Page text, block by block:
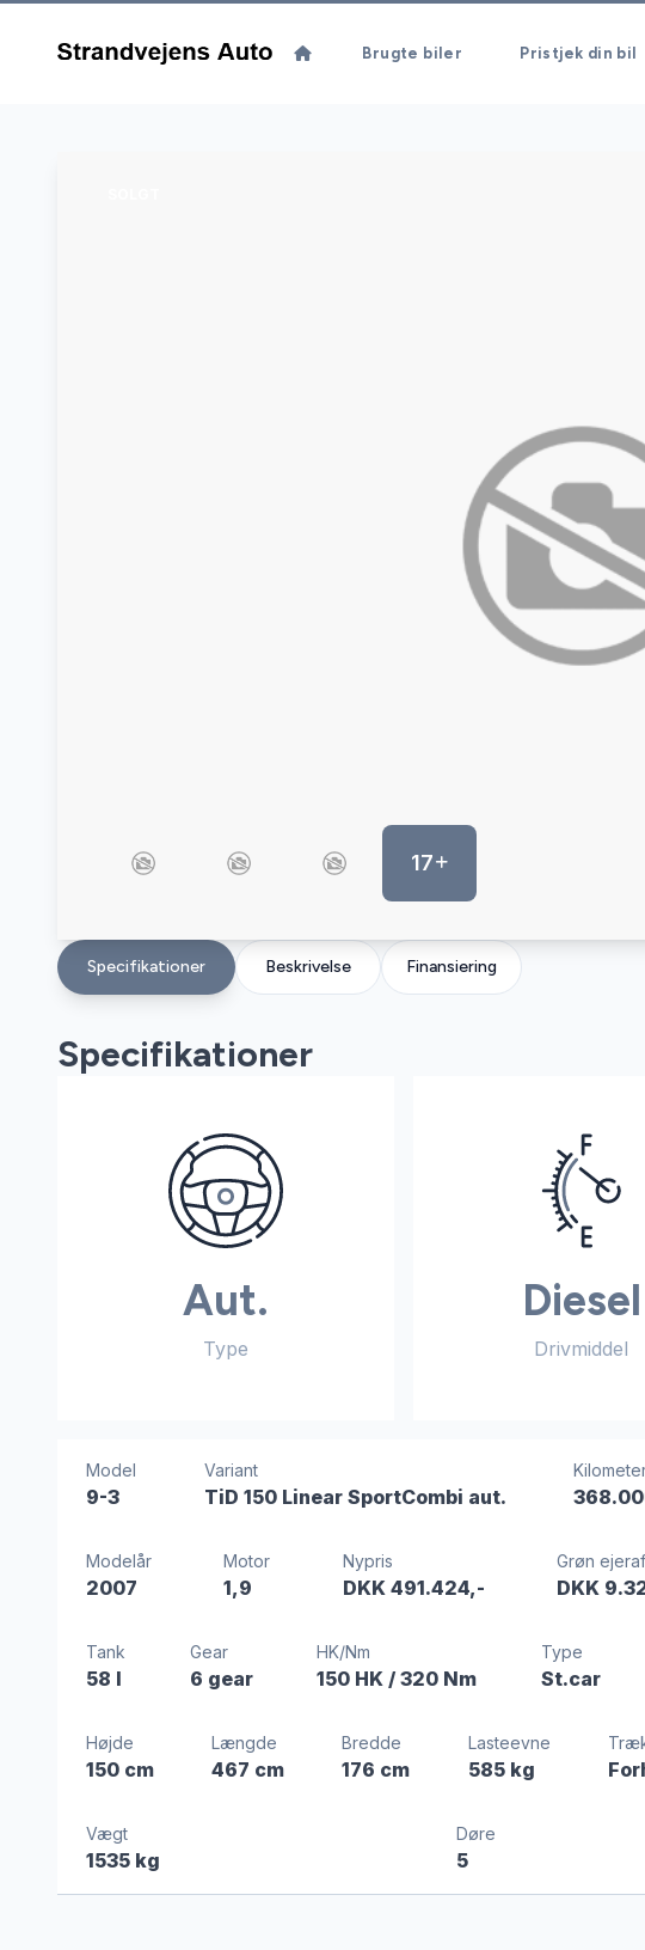
Brugte biler Pristjek din bil
17
Specifikationer Beskrivelse Finansiering
Specifikationer
Aut.
Type
Diesel
Drivmiddel
Model
9-3
Variant
TiD 150 Linear SportCombi aut.
Modelår
2007
Motor
1,9
Nypris
DKK 491.424,-
Grøn
DKK
Tank
58 l
Gear
6 gear
HK/Nm
150 HK/ 320 Nm
Type
St.car
Højde
150 cm
Længde
467 cm
Bredde
176 cm
Lasteevne
585 kg
Vægt
1535 kg
Døre
5